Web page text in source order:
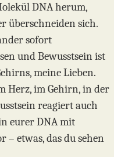
DNA herum,
überschneiden sich.
sofort
und Bewusstsein ist
meine Lieben.
Herz, im Gehirn, in der
reagiert auch
eurer DNA mit
– etwas, das du sehen